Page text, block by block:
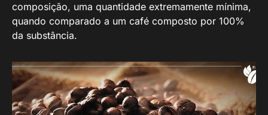
composição, uma quantidade extremamente mínima,
quando comparado a um café composto por 100%
da substância.